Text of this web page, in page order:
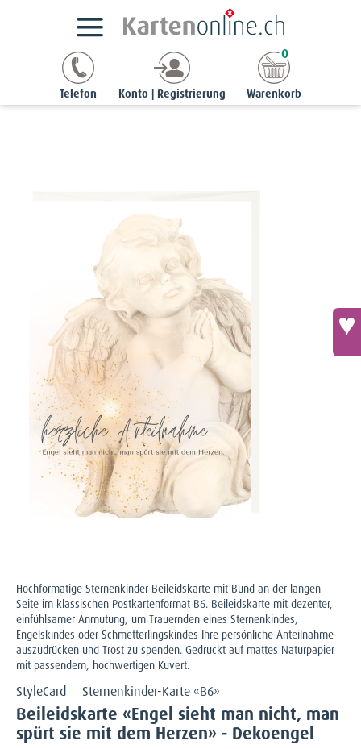
Telefon Konto | Registrierung Warenkorb
0
Beileidskarte «Engel sieht man nicht, man spürt sie mit dem
Herzen» - Dekoengel
Hochformatige Sternenkinder-Beileidskarte mit Bund an der langen
Seite im klassischen Postkartenformat B6. Beileidskarte mit dezenter,
einfühlsamer Anmutung, um Trauernden eines Sternenkindes,
Engelskindes oder Schmetterlingskindes Ihre persönliche Anteilnahme
auszudrücken und Trost zu spenden. Gedruckt auf mattes Naturpapier
mit passendem, hochwertigen Kuvert.
StyleCard Sternenkinder-Karte «B6»
Beileidskarte «Engel sieht man nicht, man
spürt sie mit dem Herzen» - Dekoengel